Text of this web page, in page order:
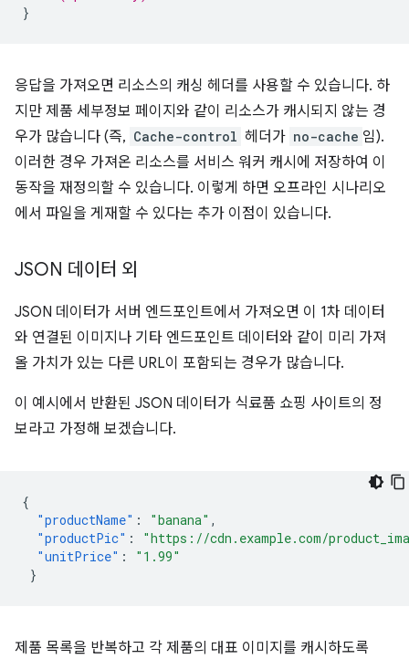
}
응답을 가져오면 리소스의 캐싱 헤더를 사용할 수 있습니다. 하
지만 제품 세부정보 페이지와 같이 리소스가 캐시되지 않는 경
우가 많습니다 (즉, Cache-control 헤더가 no-cache 임).
이러한 경우 가져온 리소스를 서비스 워커 캐시에 저장하여 이
동작을 재정의할 수 있습니다. 이렇게 하면 오프라인 시나리오
에서 파일을 게재할 수 있다는 추가 이점이 있습니다.
JSON 데이터 외
JSON 데이터가 서버 엔드포인트에서 가져오면 이 1차 데이터
와 연결된 이미지나 기타 엔드포인트 데이터와 같이 미리 가져
올 가치가 있는 다른 URL이 포함되는 경우가 많습니다.
이 예시에서 반환된 JSON 데이터가 식료품 쇼핑 사이트의 정
보라고 가정해 보겠습니다.
{
"productName" : "banana" ,
"productPic" :
"https://cdn.example.com/
"unitPrice" :
"1.99"
}
제품 목록을 반복하고 각 제품의 대표 이미지를 캐시하도록